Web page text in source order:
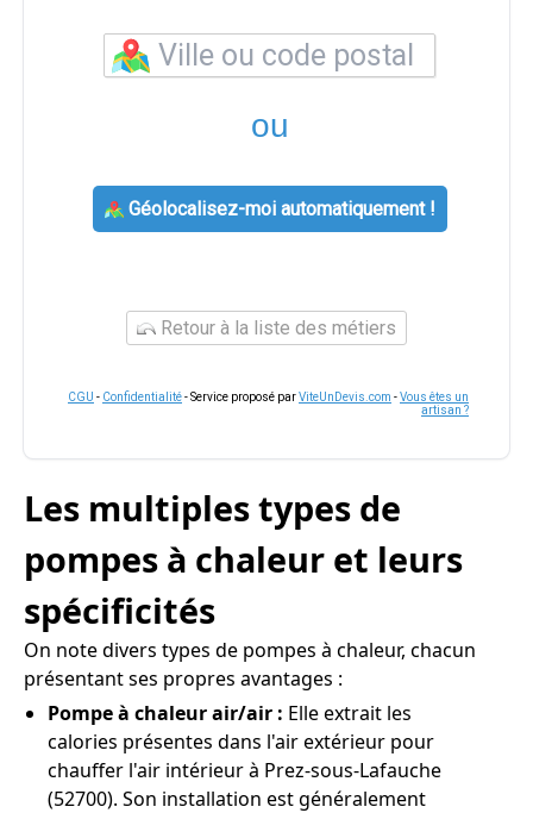
ou
Géolocalisez-moi automatiquement !
Retour à la liste des métiers
CGU - Confidentialité- Service proposé parViteUnDevis.com -Vous êtes un
artisan ?
Les multiples types de
pompes à chaleur et leurs
spécificités
On note divers types de pompes à chaleur, chacun
présentant ses propres avantages :
Pompe à chaleur air/air : Elle extrait les
calories présentes dans l'air extérieur pour
chauffer l'air intérieur à Prez-sous-Lafauche
(52700). Son installation est généralement